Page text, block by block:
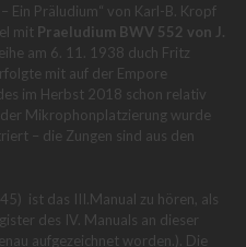
Ein Präludium“ von Karl-B. Kropf
mit Praeludium BWV 552 von J.
am 6. 11. 1938 duch Fritz
mit auf der Empore
im Herbst 2018 schon relativ
Mikrophonplatzierung wurde
– die Zungen sind aus den
ist das III.Manual zu hören, als
des IV. Manuals an dieser
aufgezeichnet worden.). Die